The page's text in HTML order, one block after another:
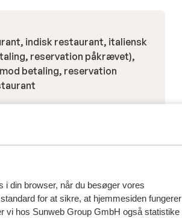
i din browser, når du besøger vores
for at sikre, at hjemmesiden fungerer
vi hos Sunweb Group GmbH også statistike
indisk restaurant, italiensk
reservation påkrævet),
betaling, reservation